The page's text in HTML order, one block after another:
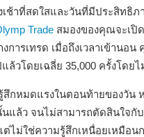
ช้าที่สดใสและวันที่มีประสิทธิภ
Trade สมองของคุณจะเปิ
งการเทรด เมื่อถึงเวลาเข้านอ
แล้วโดยเฉลี่ย 35,000 ครั้งโ
กหมดแรงในตอนท้ายของวัน
แล้ว จนไม่สามารถตัดสินใจกั
แต่ไม่ใช่ความรู้สึกเหนื่อยเหมือ